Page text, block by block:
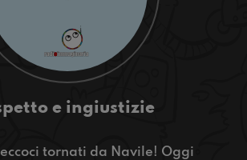
e ingiustizie
tornati da Navile! Oggi